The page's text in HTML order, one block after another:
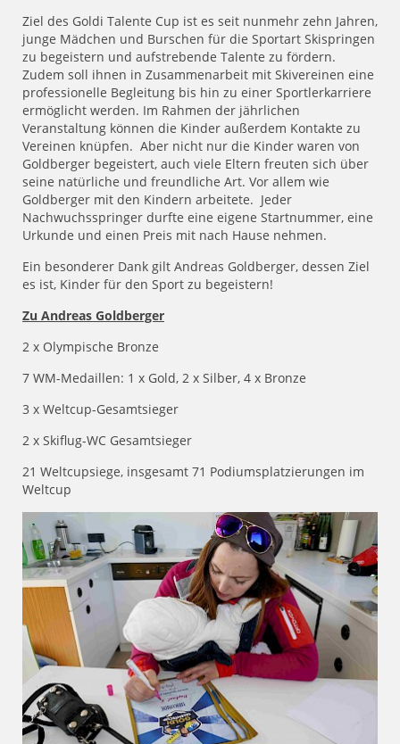
Ziel des Goldi Talente Cup ist es seit nunmehr zehn Jahren,
junge Mädchen und Burschen für die Sportart Skispringen
zu begeistern und aufstrebende Talente zu fördern.
Zudem soll ihnen in Zusammenarbeit mit Skivereinen eine
professionelle Begleitung bis hin zu einer Sportlerkarriere
ermöglicht werden. Im Rahmen der jährlichen
Veranstaltung können die Kinder außerdem Kontakte zu
Vereinen knüpfen. Aber nicht nur die Kinder waren von
Goldberger begeistert, auch viele Eltern freuten sich über
seine natürliche und freundliche Art. Vor allem wie
Goldberger mit den Kindern arbeitete. Jeder
Nachwuchsspringer durfte eine eigene Startnummer, eine
Urkunde und einen Preis mit nach Hause nehmen.
Ein besonderer Dank gilt Andreas Goldberger, dessen Ziel
es ist, Kinder für den Sport zu begeistern!
Zu Andreas Goldberger
2 x Olympische Bronze
7 WM-Medaillen: 1 x Gold, 2 x Silber, 4 x Bronze
3 x Weltcup-Gesamtsieger
2 x Skiflug-WC Gesamtsieger
21 Weltcupsiege, insgesamt 71 Podiumsplatzierungen im
Weltcup